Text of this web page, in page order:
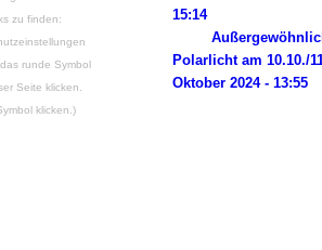
zu finden:
klicken.)
15:14
Polarlicht am 10.10./
Oktober 2024 - 13:55